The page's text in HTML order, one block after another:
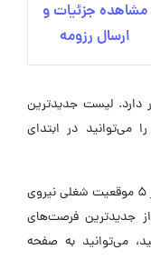
مشاهده جزئیات و
ارسال رزومه
دارد. لیست جدیدترین
می‌توانید در ابتدای
داروسازی ویتان فارمد در حال حاضر در ۵ موقعیت شغلی نیروی
جدیدترین فرصت‌های
می‌توانید به صفحه